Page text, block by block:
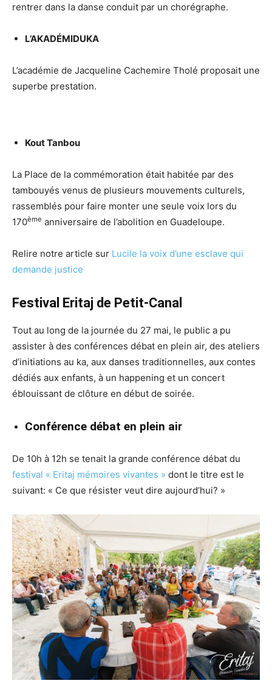
rentrer dans la danse conduit par un chorégraphe.
L’AKADÉMIDUKA
L’académie de Jacqueline Cachemire Tholé proposait une
superbe prestation.
Kout Tanbou
La Place de la commémoration était habitée par des
tambouyés venus de plusieurs mouvements culturels,
rassemblés pour faire monter une seule voix lors du
170ème anniversaire de l’abolition en Guadeloupe.
Relire notre article sur Lucile la voix d’une esclave qui
demande justice
Festival Eritaj de Petit-Canal
Tout au long de la journée du 27 mai, le public a pu
assister à des conférences débat en plein air, des ateliers
d’initiations au ka, aux danses traditionnelles, aux contes
dédiés aux enfants, à un happening et un concert
éblouissant de clôture en début de soirée.
Conférence débat en plein air
De 10h à 12h se tenait la grande conférence débat du
festival « Eritaj mémoires vivantes » dont le titre est le
suivant: « Ce que résister veut dire aujourd’hui? »